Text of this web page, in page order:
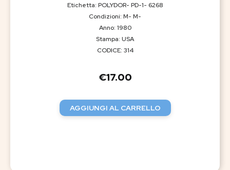
Etichetta: POLYDOR- PD-1- 6268
Condizioni: M- M-
Anno: 1980
Stampa: USA
CODICE: 314
€17.00
AGGIUNGI AL CARRELLO